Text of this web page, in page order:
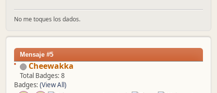
No me toques los dados.
Mensaje #5
Cheewakka
Total Badges: 8
Badges: (View All)